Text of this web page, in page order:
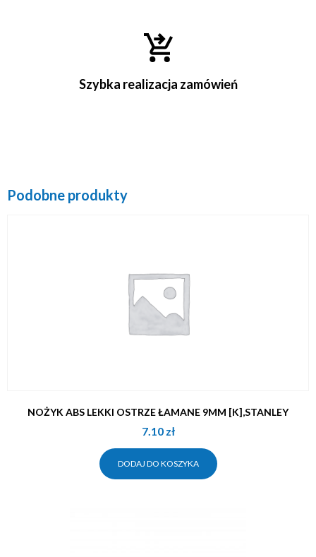
Szybka realizacja zamówień
Podobne produkty
NOŻYK ABS LEKKI OSTRZE ŁAMANE 9MM [K],STANLEY
7.10 zł
DODAJ DO KOSZYKA